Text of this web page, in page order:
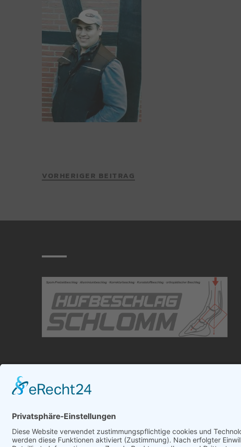
VORHERIGER BEITRAG